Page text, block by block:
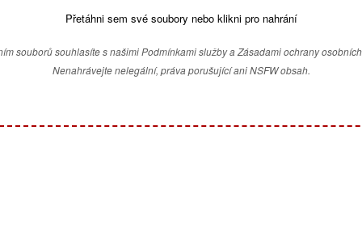
Přetáhni sem své soubory nebo klikni pro nahrání
souborů souhlasíte s našimi Podmínkami služby a Zásadami ochrany
Nenahrávejte nelegální, práva porušující ani NSFW obsah.